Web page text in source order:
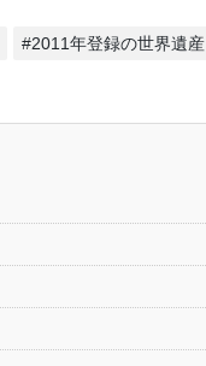
#2011年登録の世界遺産